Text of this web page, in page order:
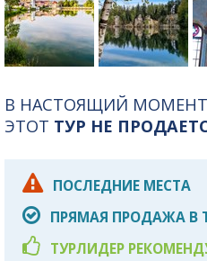
В НАСТОЯЩИЙ МОМЕНТ
ЭТОТ ТУР НЕ
ПОСЛЕДНИЕ МЕСТА
ПРЯМАЯ ПРОДАЖА В
ТУРЛИДЕР